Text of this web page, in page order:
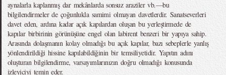
aynalarla kaplanmış dar mekânlarda sonsuz araziler vb.—bu
bilgilendirmeler de çoğunlukla samimi olmayan davetlerdir. Sanatseverleri
davet eden, ardına kadar açık kapılardan oluşan bu yerleştirmede de
kapılar birbirinin görünüşüne engel olan labirent benzeri bir yapıya sahip.
Arasında dolaşmanın kolay olmadığı bu açık kapılar, bazı sebeplerle yanlış
yönlendirildiği hissine kapılabildiğinin bir temsiliyetidir. Yapıtın adını
oluşturan bilgilendirme, varsayımlarınızın doğru olmadığı konusunda
izleyiciyi temin eder.